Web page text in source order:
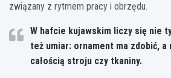
związany z rytmem pracy i obrzędu.
W hafcie kujawskim liczy się nie
też umiar: ornament ma zdobić, a
całością stroju czy tkaniny.